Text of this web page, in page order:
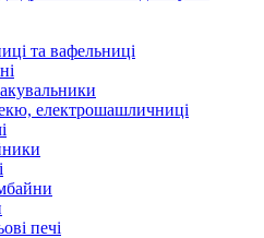
та вафельниці
електрошашличниці
печі